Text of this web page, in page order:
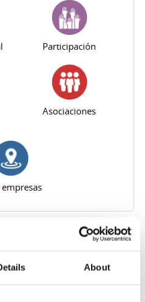
About
Participación
Asociaciones
perdidas